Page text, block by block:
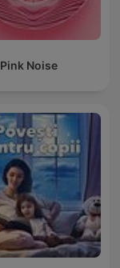
Pink Noise